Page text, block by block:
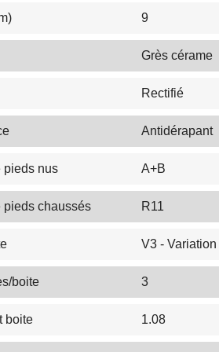
9
Grès cérame
Rectifié
Antidérapant
pieds nus A+B
pieds chaussés R11
V3 -
boite 3
boite 1.08